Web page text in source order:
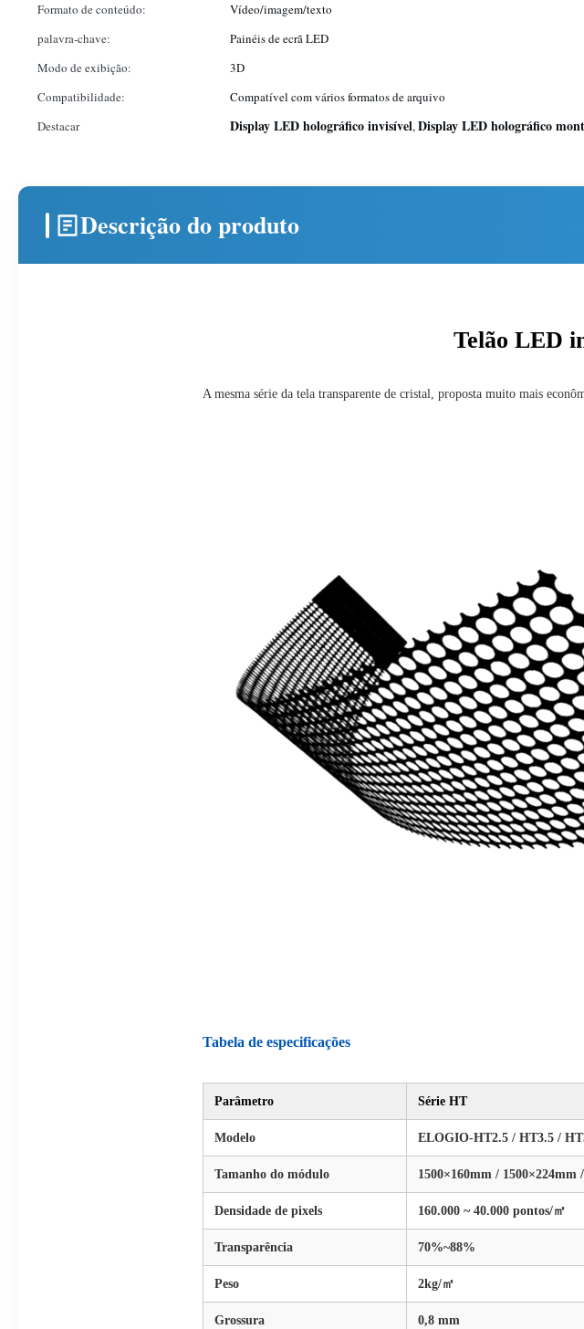
Formato de conteúdo:
Vídeo/imagem/texto
palavra-chave:
Painéis de ecrã LED
Modo de exibição:
3D
Compatibilidade:
Compatível com vários formatos de arquivo
Destacar
Display LED holográfico invisível,Display LED holográfico
Descrição do produto
Telão LED
A mesma série da tela transparente de cristal, proposta muito mais
Tabela de especificações
Parâmetro Série HT
Modelo ELOGIO-HT2.5 / HT3.5 /
Tamanho do módulo 1500×160mm / 1500×224mm
Densidade de pixels 160.000 ~ 40.000 pontos/㎡
Transparência 70%~88%
Peso 2kg/㎡
Grossura 0,8 mm